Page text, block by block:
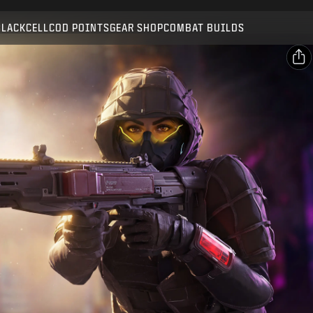
COD POINTSGEAR SHOPCOMBAT BUILDS
SUBMIT
CONFIRM PURCHASE
CANCEL
Activision may update, replace, or remove this in-game
content at any time.
X
Copy Link